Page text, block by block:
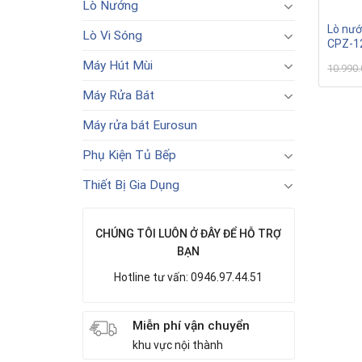
Lò Nướng
Lò Vi Sóng
Máy Hút Mùi
Máy Rửa Bát
Máy rửa bát Eurosun
Phụ Kiện Tủ Bếp
Thiết Bị Gia Dụng
CHÚNG TÔI LUÔN Ở ĐÂY ĐỂ HỖ TRỢ
BẠN
Hotline tư vấn: 0946.97.44.51
Miễn phí vận chuyển
khu vực nội thành
Lò
CPZ-